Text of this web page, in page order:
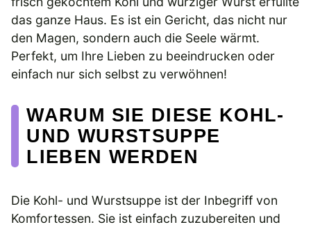
das ganze Haus. Es ist ein Gericht, das nicht nur
den Magen, sondern auch die Seele wärmt.
Perfekt, um Ihre Lieben zu beeindrucken oder
einfach nur sich selbst zu verwöhnen!
WARUM SIE DIESE KOHL-
UND WURSTSUPPE
LIEBEN WERDEN
Die Kohl- und Wurstsuppe ist der Inbegriff von
Komfortessen. Sie ist einfach zuzubereiten und